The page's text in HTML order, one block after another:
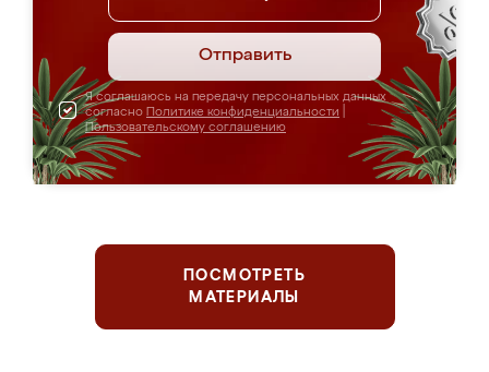
Отправить
Я соглашаюсь на передачу персональных данных
согласно Политике конфиденциальности
Пользовательскому соглашению
ПОСМОТРЕТЬ
МАТЕРИАЛЫ